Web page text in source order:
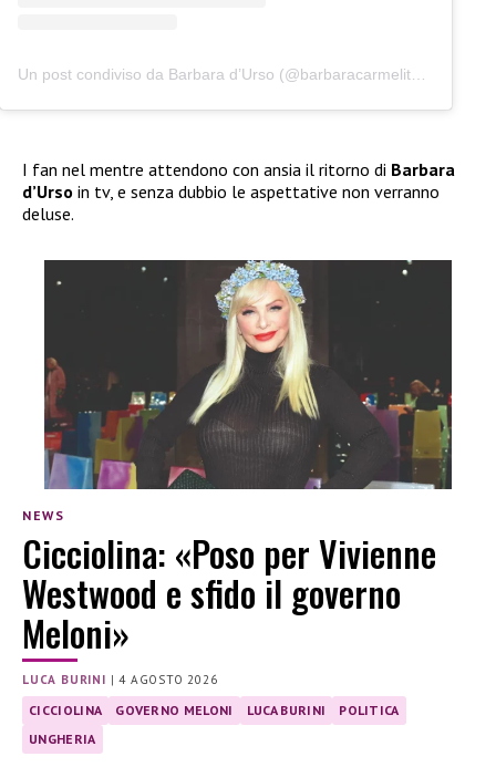
I fan nel mentre attendono con ansia il ritorno di Barbara
d’Urso in tv, e senza dubbio le aspettative non verranno
deluse.
NEWS
Cicciolina: «Poso per Vivienne
Westwood e sfido il governo
Meloni»
LUCA BURINI |4 AGOSTO 2026
CICCIOLINA GOVERNO MELONI LUCA BURINI
POLITICA
UNGHERIA